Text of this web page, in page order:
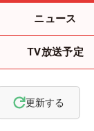
ニュース
TV放送予定
更新する